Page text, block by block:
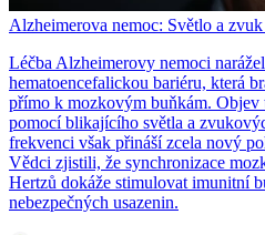
Alzheimerova nemoc: Světlo a
Léčba Alzheimerovy nemoci
hematoencefalickou bariéru, která
přímo k mozkovým buňkám. Objev
pomocí blikajícího světla a
frekvenci však přináší zcela nový
Vědci zjistili, že synchronizace
Hertzů dokáže stimulovat imunitní
nebezpečných usazenin.